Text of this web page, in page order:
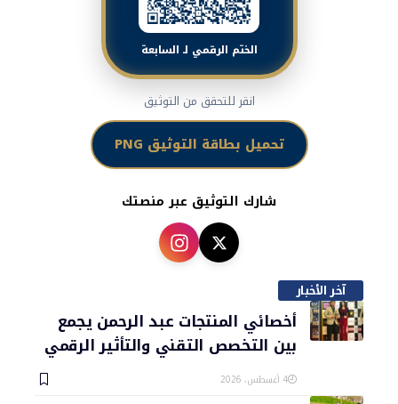
الختم الرقمي لـ السابعة
انقر للتحقق من التوثيق
تحميل بطاقة التوثيق PNG
شارك التوثيق عبر منصتك
آخر الأخبار
أخصائي المنتجات عبد الرحمن يجمع
بين التخصص التقني والتأثير الرقمي
4 أغسطس، 2026